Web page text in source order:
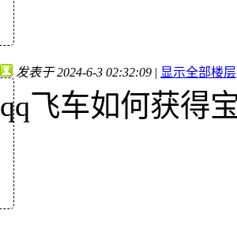
发表于 2024-6-3 02:32:09 | 显示全部楼层
qq飞车如何获得